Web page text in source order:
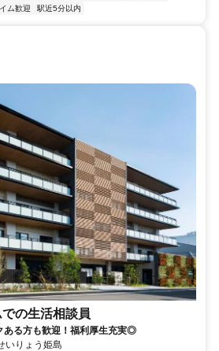
ム歓迎 駅近5分以内
の生活相談員
る方も歓迎！福利厚生充実◎
りょう姫島